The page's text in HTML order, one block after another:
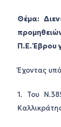
Θέμα:
Π.Ε. Έβρου
Έχοντας
1. Του